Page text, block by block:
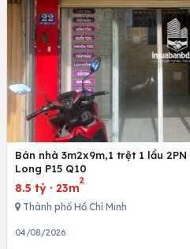
Bán nhà 3m2x9m,1 trệt 1 lầu
Long P15 Q10
8.5 tỷ · 23m
2
Thành phố Hồ Chí Minh
04/08/2026